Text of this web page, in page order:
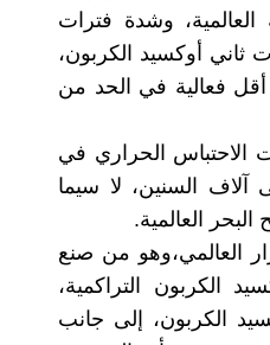
العالمية، وشدة فترات
ثاني أوكسيد الكربون،
فعالية في الحد من
الاحتباس الحراري في
السنين، لا سيما
العالمية.
العالمي،وهو من صنع
الكربون التراكمية،
الكربون، إلى جانب